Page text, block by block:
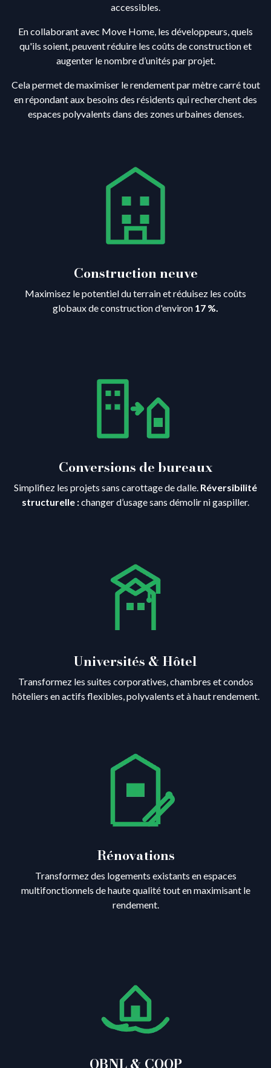
accessibles.
En collaborant avec Move Home, les développeurs, quels
qu'ils soient, peuvent réduire les coûts de construction et
augenter le nombre d’unités par projet.
Cela permet de maximiser le rendement par mètre carré tout
en répondant aux besoins des résidents qui recherchent des
espaces polyvalents dans des zones urbaines denses.
Construction neuve
Maximisez le potentiel du terrain et réduisez les coûts
globaux de construction d'environ 17 %.
Conversions de bureaux
Simplifiez les projets sans carottage de dalle. Réversibilité
structurelle :changer d’usage sans démolir ni gaspiller.
Universités & Hôtel
Transformez les suites corporatives, chambres et condos
hôteliers en actifs flexibles, polyvalents et à haut rendement.
Rénovations
Transformez des logements existants en espaces
multifonctionnels de haute qualité tout en maximisant le
rendement.
OBNL & COOP